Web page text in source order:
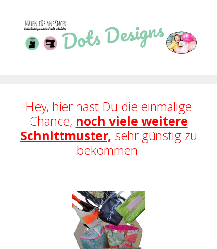
springen
Hey, hier hast Du die einmalige
Chance, noch viele weitere
Schnittmuster, sehr günstig zu
bekommen!